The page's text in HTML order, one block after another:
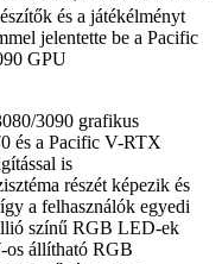
és a játékélményt
jelentette be a Pacific
GPU
3090 grafikus
és a Pacific V-RTX
is
részét képezik és
a felhasználók egyedi
színű RGB LED-ek
os állítható RGB